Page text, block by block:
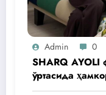
Admin 0
SHARQ AYOLI
ўртасида